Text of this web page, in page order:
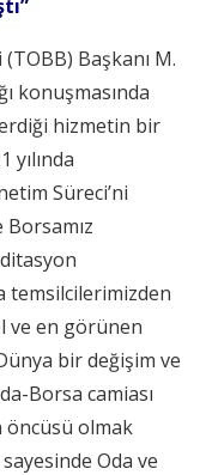
Başkanı M.
konuşmasında
hizmetin bir
Süreci’ni
Borsamız
temsilcilerimizden
ve en görünen
bir değişim ve
Borsa camiası
öncüsü olmak
Oda ve